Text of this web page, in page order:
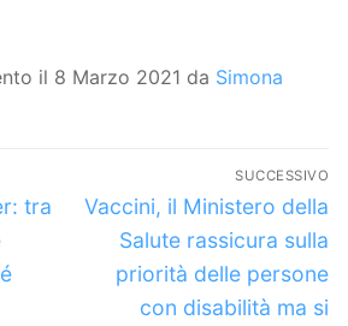
il 8 Marzo 2021 da Simona
tra
SUCCESSIVO
Articolo
successivo:
Vaccini, il Ministero della
Salute rassicura sulla
priorità delle persone
con disabilità ma si